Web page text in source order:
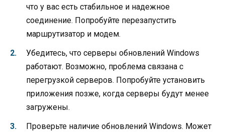
что у вас есть стабильное и надежное
соединение. Попробуйте перезапустить
маршрутизатор и модем.
Убедитесь, что серверы обновлений Windows
работают. Возможно, проблема связана с
перегрузкой серверов. Попробуйте установить
приложения позже, когда серверы будут менее
загружены.
Проверьте наличие обновлений Windows. Может